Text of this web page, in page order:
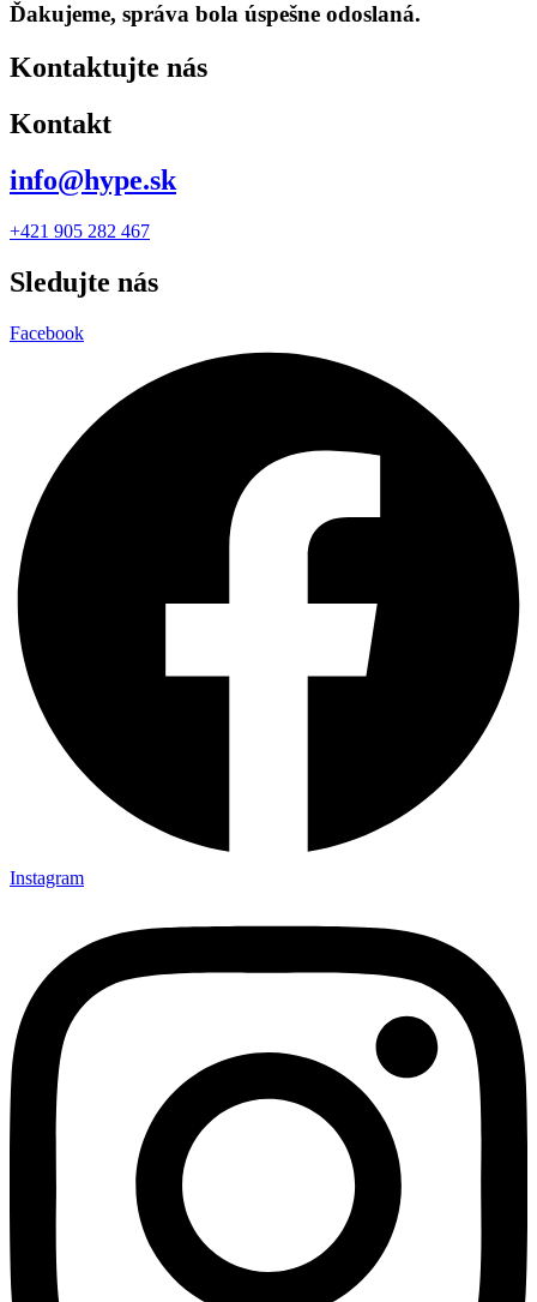
Ďakujeme, správa bola úspešne odoslaná.
Kontaktujte nás
Kontakt
info@hype.sk
+421 905 282 467
Sledujte nás
Facebook
Instagram